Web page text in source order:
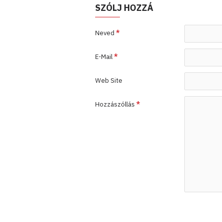
SZÓLJ HOZZÁ
Neved
E-Mail
Web Site
Hozzászóllás